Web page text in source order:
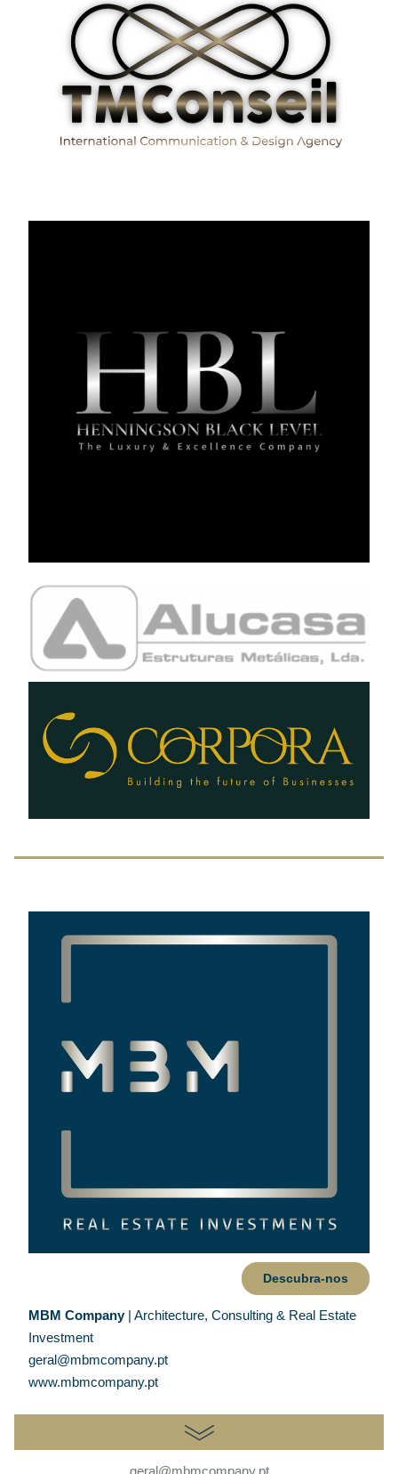
Descubra-nos
MBM Company | Architecture, Consulting & Real Estate
Investment
geral@mbmcompany.pt
www.mbmcompany.pt
geral@mbmcompany.pt